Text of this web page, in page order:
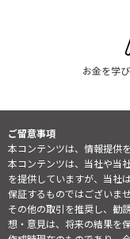
お金を学
ご留意事項
本コンテンツは、情報提供
本コンテンツは、当社や当
を提供していますが、当社
保証するものではございま
その他の取引を推奨し、勧
想・意見は、将来の結果を